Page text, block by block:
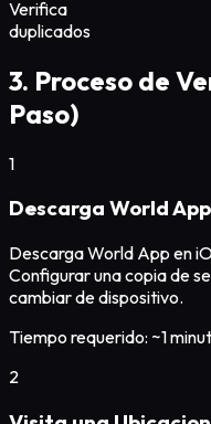
Verifica
duplicados
3. Proceso de
Paso)
1
Descarga World App
Descarga World App en
Configurar una copia de
cambiar de dispositivo.
Tiempo requerido: ~1
2